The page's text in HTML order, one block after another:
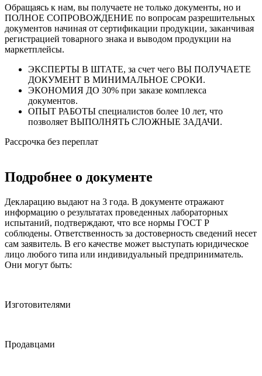
Обращаясь к нам, вы получаете не только документы, но и
ПОЛНОЕ СОПРОВОЖДЕНИЕ по вопросам разрешительных
документов начиная от сертификации продукции, заканчивая
регистрацией товарного знака и выводом продукции на
маркетплейсы.
ЭКСПЕРТЫ В ШТАТЕ, за счет чего ВЫ ПОЛУЧАЕТЕ
ДОКУМЕНТ В МИНИМАЛЬНОЕ СРОКИ.
ЭКОНОМИЯ ДО 30% при заказе комплекса
документов.
ОПЫТ РАБОТЫ специалистов более 10 лет, что
позволяет ВЫПОЛНЯТЬ СЛОЖНЫЕ ЗАДАЧИ.
Рассрочка без переплат
Подробнее о документе
Декларацию выдают на 3 года. В документе отражают
информацию о результатах проведенных лабораторных
испытаний, подтверждают, что все нормы ГОСТ Р
соблюдены. Ответственность за достоверность сведений несет
сам заявитель. В его качестве может выступать юридическое
лицо любого типа или индивидуальный предприниматель.
Они могут быть:
Изготовителями
Продавцами